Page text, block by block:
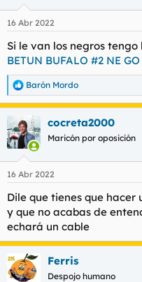
e
s
:
16 Abr 2022
Si le van los negros
BETUN BUFALO #2 NE GO
R
e
a
c
c
i
e
:
Barón Mordo
cocreta2000
Maricón por oposición
16 Abr 2022
Dile que tienes que
y que no acabas de
echará un cable
Ferris
Despojo humano